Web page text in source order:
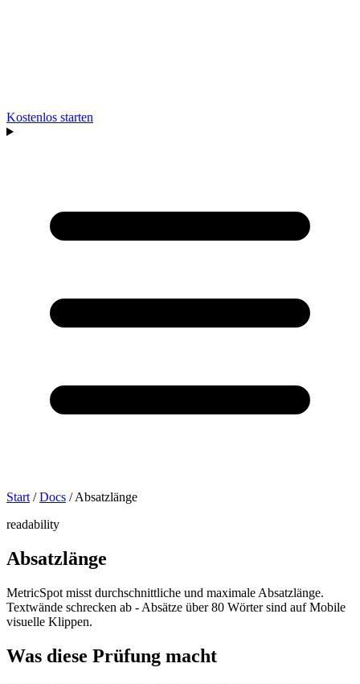
Kostenlos starten
Start / Docs / Absatzlänge
readability
Absatzlänge
MetricSpot misst durchschnittliche und maximale Absatzlänge.
Textwände schrecken ab - Absätze über 80 Wörter sind auf Mobile
visuelle Klippen.
Was diese Prüfung macht